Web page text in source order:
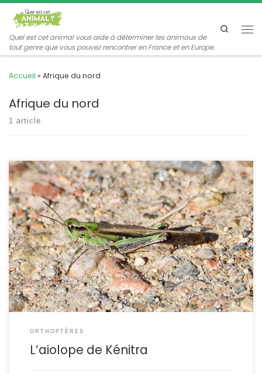
Passer au contenu
Quel est cet animal vous aide à déterminer les animaux de
tout genre que vous pouvez rencontrer en France et en Europe.
Search
Accueil » Afrique du nord
Afrique du nord
1 article
La découverte de nouvelles espèces passe parfois par
l’exploration de biotopes encore peu étudiés, mais aussi
quelquefois par un examen minutieux des collections existantes.
C’est en étudiant les exemplaires d’Aiolopus thalassinus
conservés dans plusieurs collections afin de préparer la
rédaction d’un volume de la Faune de France que Bernard Defaut
s’est rendu […]
ORTHOPTÈRES
L’aiolope de Kénitra